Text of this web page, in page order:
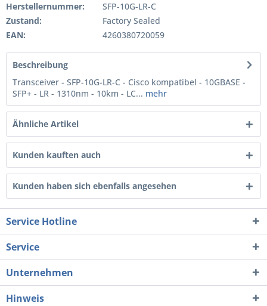
Herstellernummer:
SFP-10G-LR-C
Zustand:
Factory Sealed
EAN:
4260380720059
Beschreibung
Transceiver - SFP-10G-LR-C - Cisco kompatibel - 10GBASE -
SFP+ - LR - 1310nm - 10km - LC... mehr
Ähnliche Artikel
Kunden kauften auch
Kunden haben sich ebenfalls angesehen
Service Hotline
Service
Unternehmen
Hinweis